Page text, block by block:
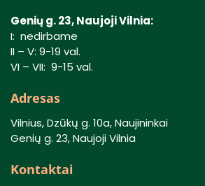
Genių g. 23, Naujoji Vilnia:
I: nedirbame
II – V: 9-19 val.
VI – VII: 9-15 val.
Adresas
Vilnius, Dzūkų g. 10a, Naujininkai
Genių g. 23, Naujoji Vilnia
Kontaktai